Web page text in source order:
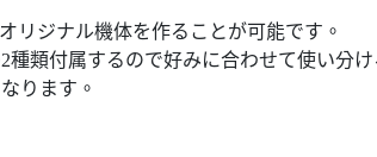
リジナル機体を作ることが可能です。
類付属するので好みに合わせて使い分け
ります。